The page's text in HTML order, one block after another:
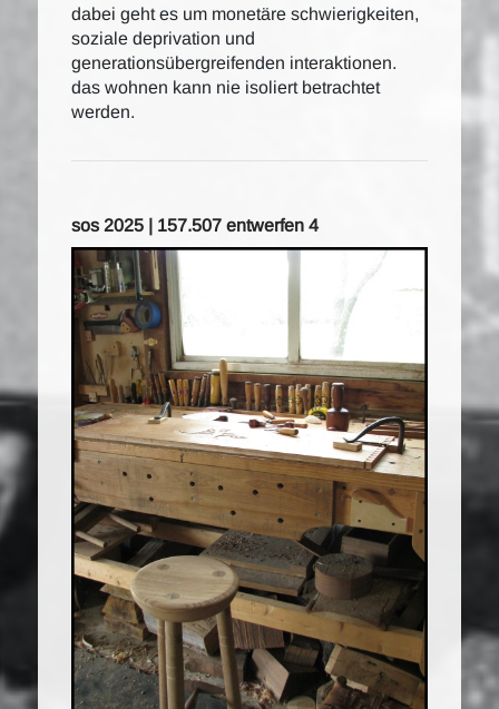
dabei geht es um monetäre schwierigkeiten,
soziale deprivation und
generationsübergreifenden interaktionen.
das wohnen kann nie isoliert betrachtet
werden.
sos 2025 | 157.507 entwerfen 4